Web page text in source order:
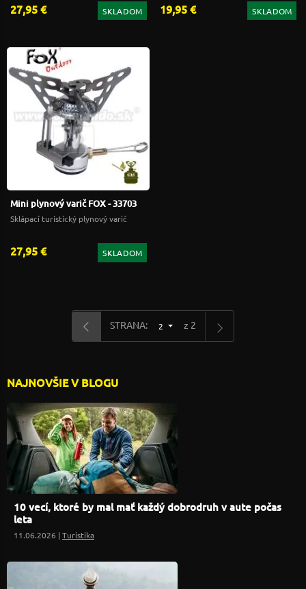
27,95 € SKLADOM 19,95 € SKLADOM
Mini plynový varič FOX - 33703
Sklápací turistický plynový varič
27,95 € SKLADOM
STRANA: 2 z 2
NAJNOVŠIE V BLOGU
10 vecí, ktoré by mal mať každý dobrodruh v aute počas
leta
11.06.2026 |Turistika